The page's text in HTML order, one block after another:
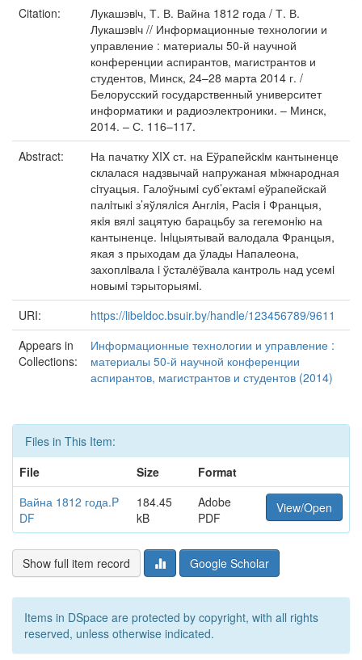
Citation:
Лукашэвiч, Т. В. Вайна 1812 года / Т. В.
Лукашэвiч // Информационные технологии и
управление : материалы 50-й научной
конференции аспирантов, магистрантов и
студентов, Минск, 24–28 марта 2014 г. /
Белорусский государственный университет
информатики и радиоэлектроники. – Минск,
2014. – С. 116–117.
Abstract:
На пачатку XIX ст. на Еўрапейскiм кантыненце
склалася надзвычай напружаная мiжнародная
сiтуацыя. Галоўнымi суб’ектамi еўрапейскай
палiтыкi з’яўлялiся Англiя, Расiя i Францыя,
якiя вялi зацятую барацьбу за гегемонiю на
кантыненце. Iнiцыятывай валодала Францыя,
якая з прыходам да ўлады Напалеона,
захоплiвала i ўсталёўвала кантроль над усемi
новымi тэрыторыямi.
URI:
https://libeldoc.bsuir.by/handle/123456789/9611
Appears in
Collections:
Информационные технологии и управление :
материалы 50-й научной конференции
аспирантов, магистрантов и студентов (2014)
Files in This Item:
File
Size
Format
Вайна 1812 года.P
DF
184.45
kB
Adobe
PDF
View/Open
Show full item record Google Scholar
Items in DSpace are protected by copyright, with all rights
reserved, unless otherwise indicated.